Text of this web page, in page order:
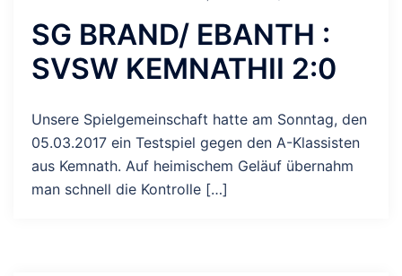
SG BRAND/ EBANTH :
SVSW KEMNATHII 2:0
Unsere Spielgemeinschaft hatte am Sonntag, den
05.03.2017 ein Testspiel gegen den A-Klassisten
aus Kemnath. Auf heimischem Geläuf übernahm
man schnell die Kontrolle […]